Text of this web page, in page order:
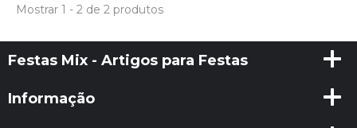
Mostrar 1 - 2 de 2 produtos
Festas Mix - Artigos para Festas
Informação